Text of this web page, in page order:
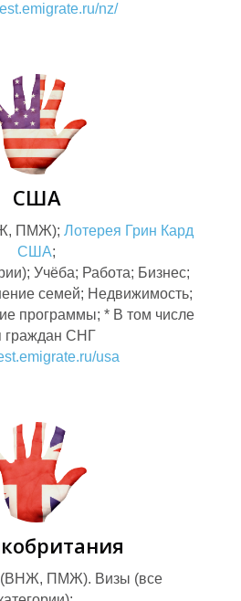
nz/
США
ПМЖ); Лотерея Грин Кард
США;
Учёба; Работа; Бизнес;
семей; Недвижимость;
программы; * В том числе
граждан СНГ
usa
(ВНЖ, ПМЖ). Визы (все